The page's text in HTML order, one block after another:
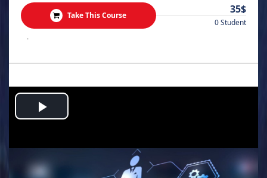
Take This Course 35$
0 Student
.
Play
Video